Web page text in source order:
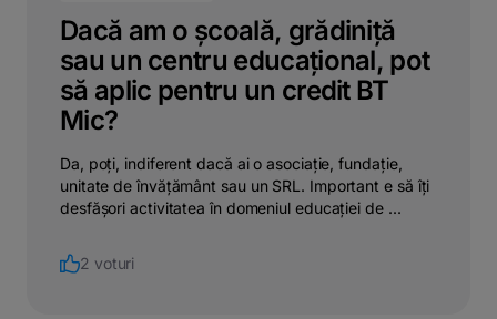
Dacă am o școală, grădiniță
sau un centru educațional, pot
să aplic pentru un credit BT
Mic?
Da, poți, indiferent dacă ai o asociație, fundație,
unitate de învățământ sau un SRL. Important e să îți
desfășori activitatea în domeniul educației de ...
2 voturi